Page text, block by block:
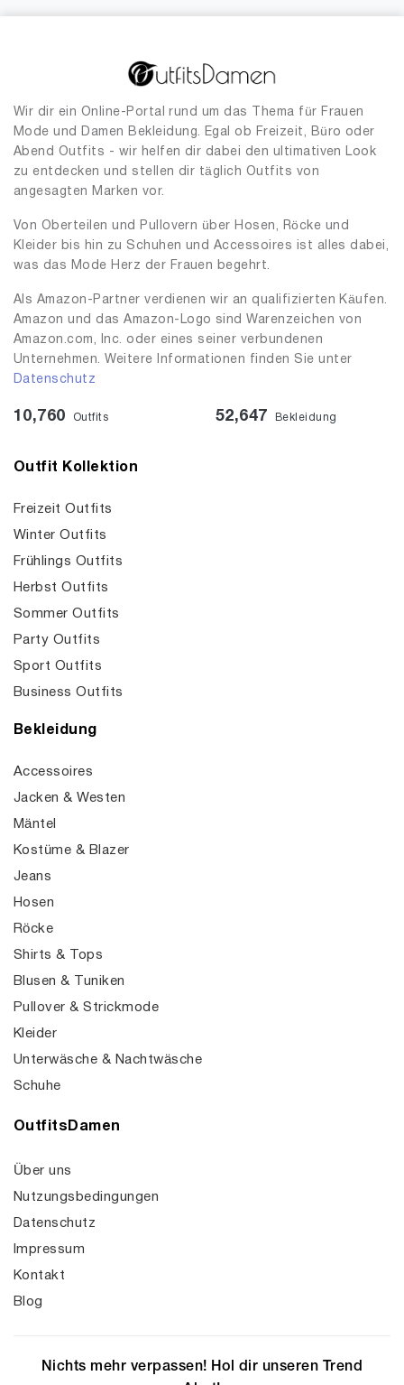
Wir dir ein Online-Portal rund um das Thema für Frauen
Mode und Damen Bekleidung. Egal ob Freizeit, Büro oder
Abend Outfits - wir helfen dir dabei den ultimativen Look
zu entdecken und stellen dir täglich Outfits von
angesagten Marken vor.
Von Oberteilen und Pullovern über Hosen, Röcke und
Kleider bis hin zu Schuhen und Accessoires ist alles dabei,
was das Mode Herz der Frauen begehrt.
Als Amazon-Partner verdienen wir an qualifizierten Käufen.
Amazon und das Amazon-Logo sind Warenzeichen von
Amazon.com, Inc. oder eines seiner verbundenen
Unternehmen. Weitere Informationen finden Sie unter
Datenschutz
10,760 Outfits 52,647 Bekleidung
Outfit Kollektion
Freizeit Outfits
Winter Outfits
Frühlings Outfits
Herbst Outfits
Sommer Outfits
Party Outfits
Sport Outfits
Business Outfits
Bekleidung
Accessoires
Jacken & Westen
Mäntel
Kostüme & Blazer
Jeans
Hosen
Röcke
Shirts & Tops
Blusen & Tuniken
Pullover & Strickmode
Kleider
Unterwäsche & Nachtwäsche
Schuhe
OutfitsDamen
Über uns
Nutzungsbedingungen
Datenschutz
Impressum
Kontakt
Blog
Nichts mehr verpassen! Hol dir unseren Trend